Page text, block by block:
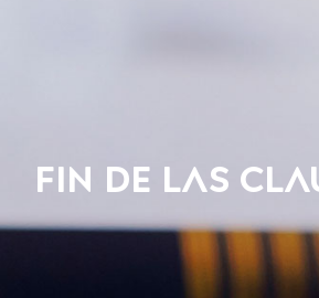
FIN DE LAS